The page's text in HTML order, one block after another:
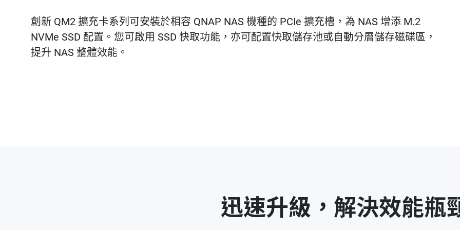
創新 QM2 擴充卡系列可安裝於相容 QNAP NAS 機種的 PCIe 擴充槽，為 NAS 增添 M.2
NVMe SSD 配置。您可啟用 SSD 快取功能，亦可配置快取儲存池或自動分層儲存磁碟區，
提升 NAS 整體效能。
迅速升級，解決效能瓶